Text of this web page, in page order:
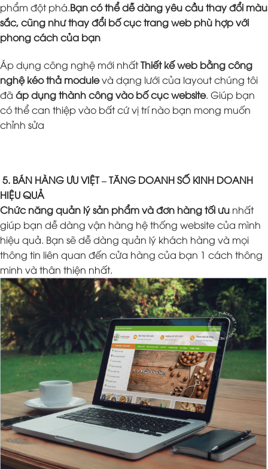
phẩm đột phá.Bạn có thể dễ dàng yêu cầu thay đổi màu
sắc, cũng như thay đổi bố cục trang web phù hợp với
phong cách của bạn
Áp dụng công nghệ mới nhấtThiết kế web bằng công
nghệ kéo thả modulevà dạng lưới của layout chúng tôi
đã áp dụng thành công vào bố cục website. Giúp bạn
có thể can thiệp vào bất cứ vị trí nào bạn mong muốn
chỉnh sửa
5. BÁN HÀNG ƯU VIỆT – TĂNG DOANH SỐ KINH DOANH
HIỆU QUẢ
Chức năng quản lý sản phẩm và đơn hàng tối ưu nhất
giúp bạn dễ dàng vận hàng hệ thống website của mình
hiệu quả. Bạn sẽ dễ dàng quản lý khách hàng và mọi
thông tin liên quan đến cửa hàng của bạn 1 cách thông
minh và thân thiện nhất.